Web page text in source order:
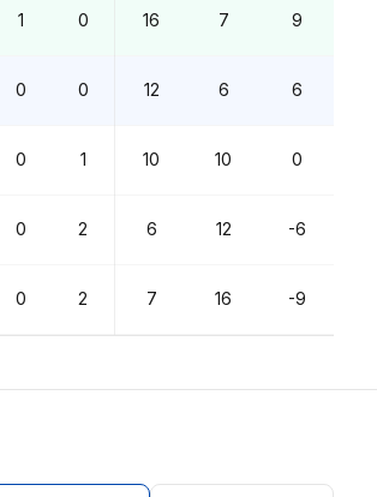
1 0 16 7 9
0 0 12 6 6
0 1 10 10 0
0 2 6 12 -6
0 2 7 16 -9